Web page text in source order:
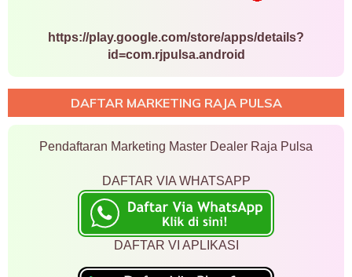
https://play.google.com/store/apps/details?
id=com.rjpulsa.android
DAFTAR MARKETING RAJA PULSA
Pendaftaran Marketing Master Dealer Raja Pulsa
DAFTAR VIA WHATSAPP
DAFTAR VI APLIKASI